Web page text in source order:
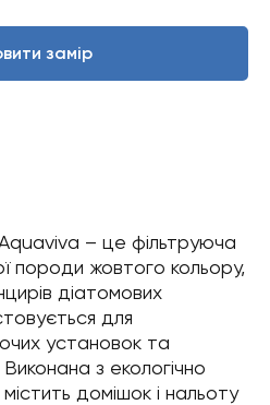
замір
– це фільтруюча
породи жовтого кольору,
діатомових
для
установок та
з екологічно
домішок і нальоту